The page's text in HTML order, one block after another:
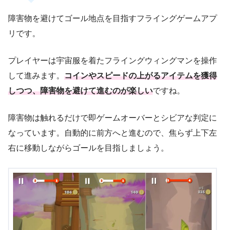
障害物を避けてゴール地点を目指すフライングゲームアプ
リです。
プレイヤーは宇宙服を着たフライングウィングマンを操作
して進みます。 コインやスピードの上がるアイテムを獲得
しつつ、障害物を避けて進むのが楽しいですね。
障害物は触れるだけで即ゲームオーバーとシビアな判定に
なっています。自動的に前方へと進むので、焦らず上下左
右に移動しながらゴールを目指しましょう。